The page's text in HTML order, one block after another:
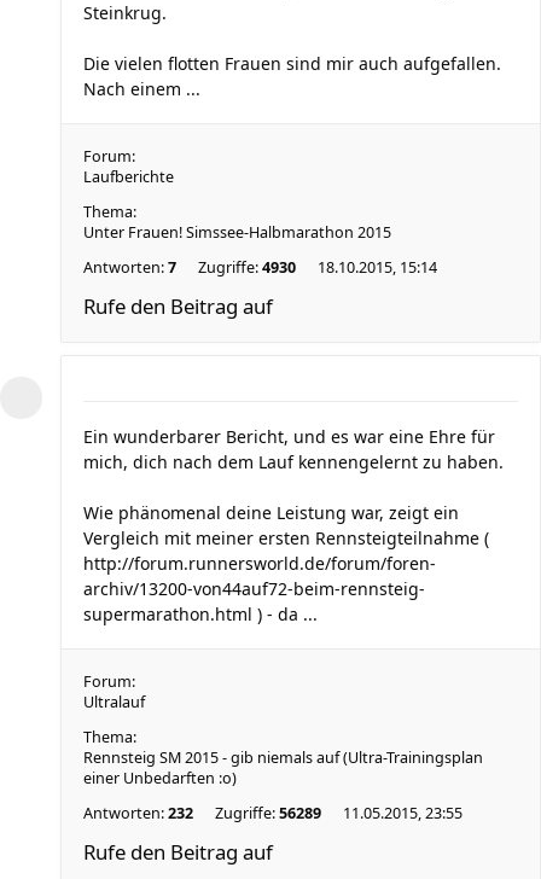
Steinkrug.
Die vielen flotten Frauen sind mir auch aufgefallen.
Nach einem ...
Forum:
Laufberichte
Thema:
Unter Frauen! Simssee-Halbmarathon 2015
Antworten:7 Zugriffe:4930 18.10.2015, 15:14
Rufe den Beitrag auf
Ein wunderbarer Bericht, und es war eine Ehre für
mich, dich nach dem Lauf kennengelernt zu haben.
Wie phänomenal deine Leistung war, zeigt ein
Vergleich mit meiner ersten Rennsteigteilnahme (
http://forum.runnersworld.de/forum/foren-
archiv/13200-von44auf72-beim-rennsteig-
supermarathon.html ) - da ...
Forum:
Ultralauf
Thema:
Rennsteig SM 2015 - gib niemals auf (Ultra-Trainingsplan
einer Unbedarften :o)
Antworten:232 Zugriffe:56289 11.05.2015, 23:55
Rufe den Beitrag auf